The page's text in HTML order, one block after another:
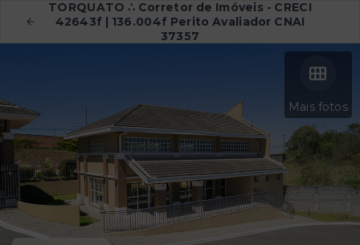
TORQUATO ∴ Corretor de Imóveis - CRECI
42643f | 136.004f Perito Avaliador CNAI
37357
Mais fotos